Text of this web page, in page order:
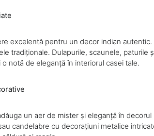
excelentă pentru un decor indian autentic.
tradiționale. Dulapurile, scaunele, paturile
notă de eleganță în interiorul casei tale.
un aer de mister și eleganță în decorul
candelabre cu decorațiuni metalice